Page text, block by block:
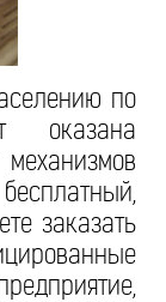
по
оказана
механизмов
заказать